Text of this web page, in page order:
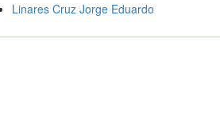
Linares Cruz Jorge Eduardo